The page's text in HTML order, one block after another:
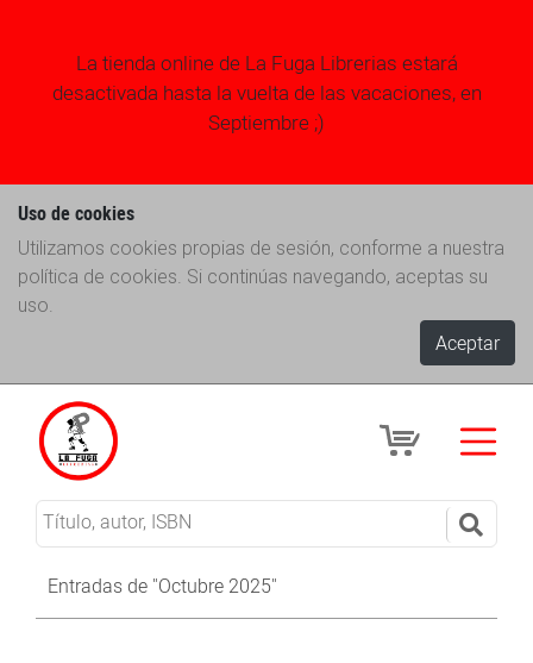
La tienda online de La Fuga Librerias estará
desactivada hasta la vuelta de las vacaciones, en
Septiembre ;)
Uso de cookies
Utilizamos cookies propias de sesión, conforme a nuestra
política de cookies. Si continúas navegando, aceptas su
uso.
Aceptar
Entradas de "Octubre 2025"